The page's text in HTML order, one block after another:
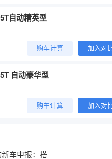
自动精英型
购车计算 加入对
自动豪华型
购车计算 加入对
车申报：搭